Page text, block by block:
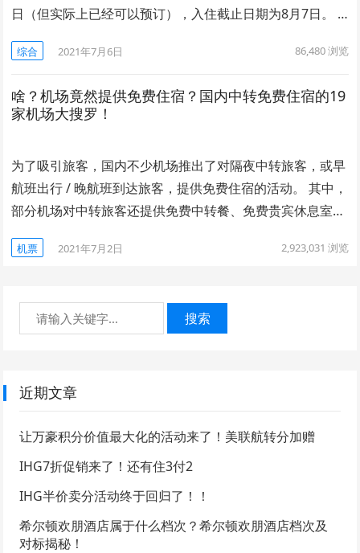
日（但实际上已经可以预订），入住截止日期为8月7日。 …
综合 2021年7月6日 86,480浏览
啥？机场竟然提供免费住宿？国内中转免费住宿的19
家机场大搜罗！
为了吸引旅客，国内不少机场推出了对隔夜中转旅客，或早
航班出行 / 晚航班到达旅客，提供免费住宿的活动。 其中，
部分机场对中转旅客还提供免费中转餐、免费贵宾休息室…
机票 2021年7月2日 2,923,031 浏览
搜索
近期文章
让万豪积分价值最大化的活动来了！美联航转分加赠
IHG7折促销来了！还有住3付2
IHG半价卖分活动终于回归了！！
希尔顿欢朋酒店属于什么档次？希尔顿欢朋酒店档次及
对标揭秘！